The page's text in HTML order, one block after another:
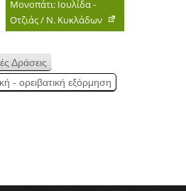
Μονοπάτι: Ιουλίδα -
Οτζιάς / Ν. Κυκλάδων
Δράσεις
- ορειβατική εξόρμηση